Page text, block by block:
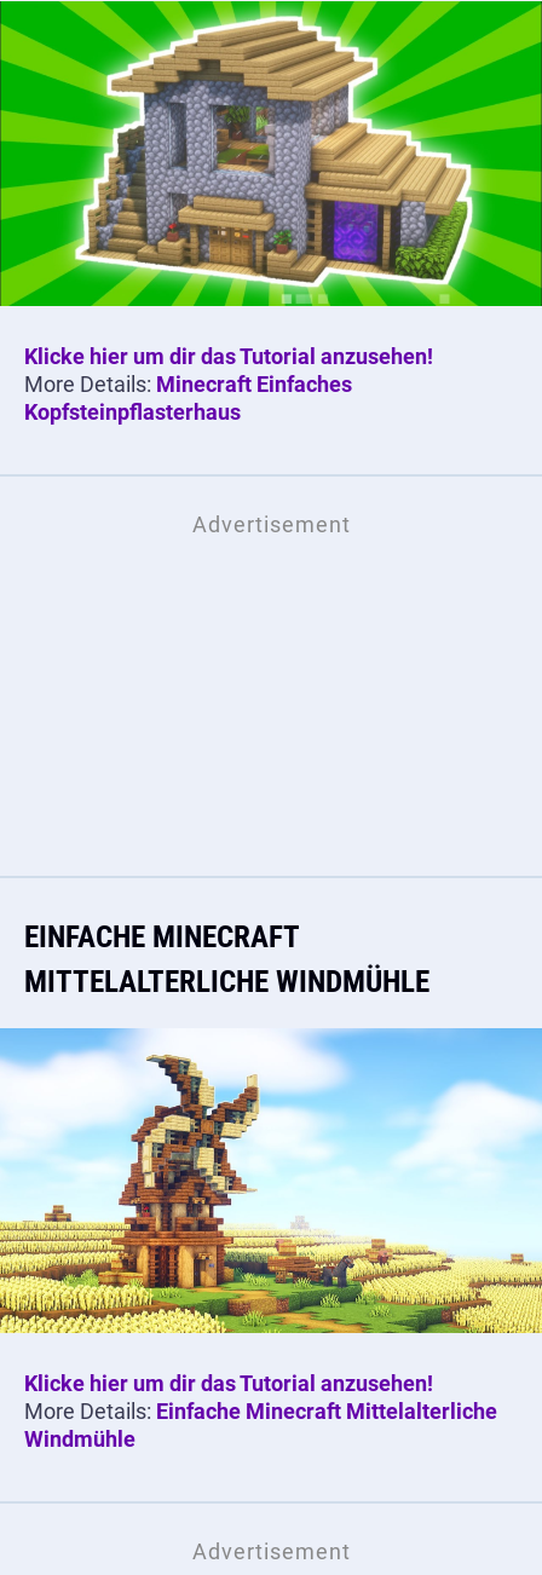
Klicke hier um dir das Tutorial anzusehen!
More Details: Minecraft Einfaches
Kopfsteinpflasterhaus
EINFACHE MINECRAFT
MITTELALTERLICHE WINDMÜHLE
Klicke hier um dir das Tutorial anzusehen!
More Details: Einfache Minecraft Mittelalterliche
Windmühle